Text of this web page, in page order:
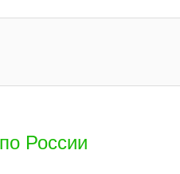
России